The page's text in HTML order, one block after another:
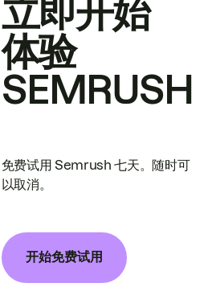
立即开始
体验
SEMRUSH
免费试用 Semrush 七天。随时可
以取消。
开始免费试用